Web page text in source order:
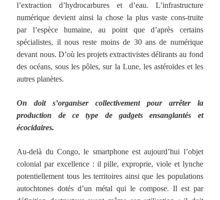
l’extraction d’hydrocarbures et d’eau. L’infrastructure
numérique devient ainsi la chose la plus vaste cons-truite
par l’espèce humaine, au point que d’après certains
spécialistes, il nous reste moins de 30 ans de numérique
devant nous. D’où les projets extractivistes délirants au fond
des océans, sous les pôles, sur la Lune, les astéroïdes et les
autres planètes.
On doit s’organiser collectivement pour arrêter la
production de ce type de gadgets ensanglantés et
écocidaires.
Au-delà du Congo, le smartphone est aujourd’hui l’objet
colonial par excellence : il pille, exproprie, viole et lynche
potentiellement tous les territoires ainsi que les populations
autochtones dotés d’un métal qui le compose. Il est par